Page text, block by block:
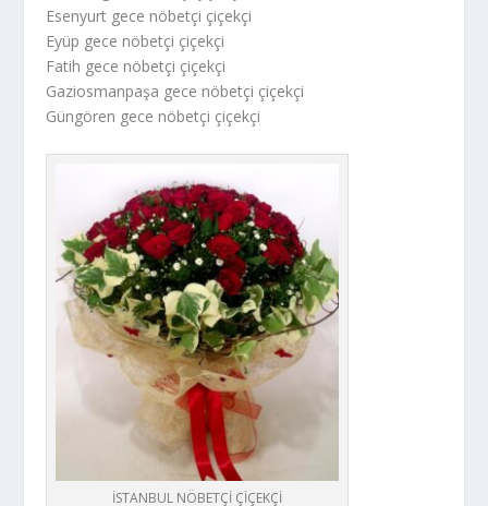
Esenyurt gece nöbetçi çiçekçi
Eyüp gece nöbetçi çiçekçi
Fatih gece nöbetçi çiçekçi
Gaziosmanpaşa gece nöbetçi çiçekçi
Güngören gece nöbetçi çiçekçi
İSTANBUL NÖBETÇİ ÇİÇEKÇİ